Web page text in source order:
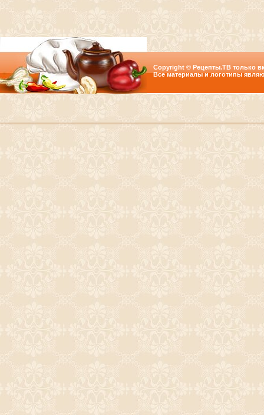
Copyright © Рецепты.ТВ только
Все материалы и логотипы